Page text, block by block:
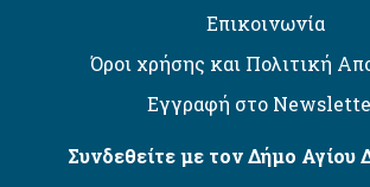
Επικοινωνία
Όροι χρήσης και Πολιτική
Εγγραφή στο
Συνδεθείτε με τον Δήμο Αγίου